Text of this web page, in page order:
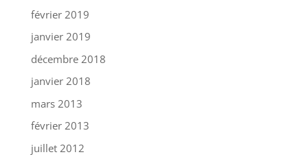
février 2019
janvier 2019
décembre 2018
janvier 2018
mars 2013
février 2013
juillet 2012